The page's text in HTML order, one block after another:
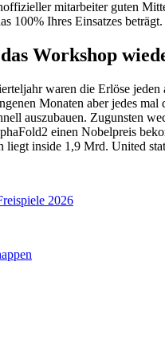
mitarbeiter guten
100% Ihres Einsatzes beträgt.
Workshop
waren die Erlöse
Monaten aber jedes
auszubauen. Zugunsten
einen Nobelpreis
inside 1,9 Mrd. United
2026